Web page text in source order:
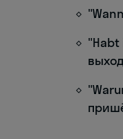
"Habt